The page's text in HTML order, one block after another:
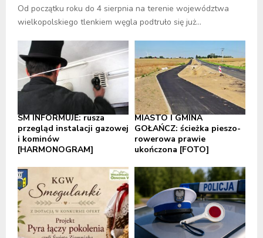
Od początku roku do 4 sierpnia na terenie województwa
wielkopolskiego tlenkiem węgla podtruło się już...
SM INFORMUJE: rusza
przegląd instalacji gazowej
i kominów
[HARMONOGRAM]
MIASTO I GMINA
GOŁAŃCZ: ścieżka pieszo-
rowerowa prawie
ukończona [FOTO]